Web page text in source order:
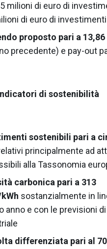
milioni di euro di
di euro di
proposto pari a
precedente) e pay-out
di sostenibilità
sostenibili pari a
principalmente ad
alla Tassonomia
carbonica pari a 313
sostanzialmente in
anno e con le previsioni
differenziata pari al